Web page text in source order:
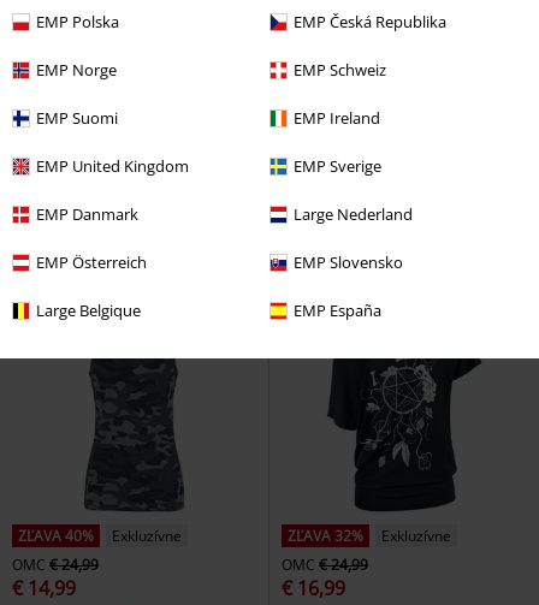
EMP Polska EMP Česká Republika
EMP Norge EMP Schweiz
EMP Suomi EMP Ireland
EMP United Kingdom EMP Sverige
EMP Danmark Large Nederland
EMP Österreich EMP Slovensko
Large Belgique EMP España
€ 43,99
MAY Forplay
Stredne dlhé
%
€ 151,99
Brookline Chukka - Black Lusso
topánky
ZĽAVA 40%
Exkluzívne
OMC € 24,99
€ 14,99
ZĽAVA 32%
Exkluzívne
OMC € 24,99
€ 16,99